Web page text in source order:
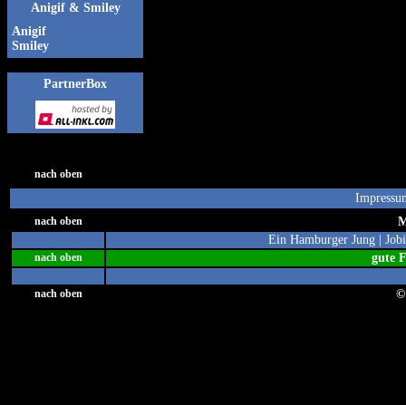
Anigif & Smiley
Anigif
Smiley
PartnerBox
nach oben
nach oben
Ein Hamburger Jung
nach oben gute
nach oben ©